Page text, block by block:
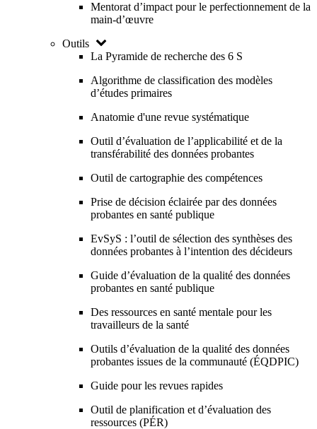
Mentorat d’impact pour le perfectionnement de la
main-d’œuvre
Outils
La Pyramide de recherche des 6 S
Algorithme de classification des modèles
d’études primaires
Anatomie d'une revue systématique
Outil d’évaluation de l’applicabilité et de la
transférabilité des données probantes
Outil de cartographie des compétences
Prise de décision éclairée par des données
probantes en santé publique
EvSyS : l’outil de sélection des synthèses des
données probantes à l’intention des décideurs
Guide d’évaluation de la qualité des données
probantes en santé publique
Des ressources en santé mentale pour les
travailleurs de la santé
Outils d’évaluation de la qualité des données
probantes issues de la communauté (ÉQDPIC)
Guide pour les revues rapides
Outil de planification et d’évaluation des
ressources (PÉR)